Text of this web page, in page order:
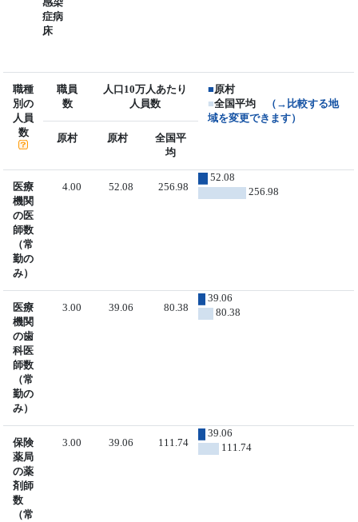
症病
床
職種
別の
人員
数
職員
数
人口10万人あたり
人員数
■原村
■全国平均
（→比較する地
域を変更できます）
原村
原村
全国平
均
医療
機関
の医
師数
（常
勤の
み）
4.00 52.08 256.98
52.08
256.98
医療
機関
の歯
科医
師数
（常
勤の
み）
3.00 39.06 80.38
39.06
80.38
保険
薬局
の薬
剤師
数
（常
3.00 39.06 111.74
39.06
111.74